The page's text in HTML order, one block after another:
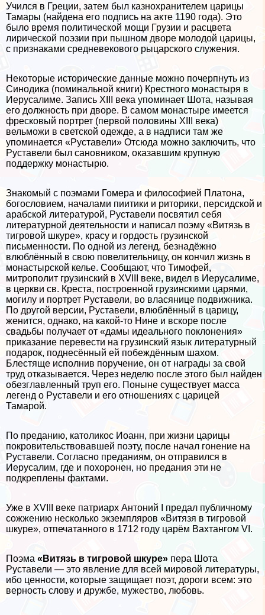
Учился в Греции, затем был казнохранителем царицы
Тамары (найдена его подпись на акте 1190 года). Это
было время политической мощи Грузии и расцвета
лирической поэзии при пышном дворе молодой царицы,
с признаками средневекового рыцарского служения.
Некоторые исторические данные можно почерпнуть из
Синодика (поминальной книги) Крестного монастыря в
Иерусалиме. Запись XIII века упоминает Шота, называя
его должность при дворе. В самом монастыре имеется
фресковый портрет (первой половины XIII века)
вельможи в светской одежде, а в надписи там же
упоминается «Руставели» Отсюда можно заключить, что
Руставели был сановником, оказавшим крупную
поддержку монастырю.
Знакомый с поэмами Гомера и философией Платона,
богословием, началами пиитики и риторики, персидской и
арабской литературой, Руставели посвятил себя
литературной деятельности и написал поэму «Витязь в
тигровой шкуре», красу и гордость грузинской
письменности. По одной из легенд, безнадёжно
влюблённый в свою повелительницу, он кончил жизнь в
монастырской келье. Сообщают, что Тимофей,
митрополит грузинский в XVIII веке, видел в Иерусалиме,
в церкви св. Креста, построенной грузинскими царями,
могилу и портрет Руставели, во власянице подвижника.
По другой версии, Руставели, влюблённый в царицу,
женится, однако, на какой-то Нине и вскоре после
свадьбы получает от «дамы идеального поклонения»
приказание перевести на грузинский язык литературный
подарок, поднесённый ей побеждённым шахом.
Блестяще исполнив поручение, он от награды за свой
труд отказывается. Через неделю после этого был найден
обезглавленный труп его. Поныне существует масса
легенд о Руставели и его отношениях с царицей
Тамарой.
По преданию, католикос Иоанн, при жизни царицы
покровительствовавшей поэту, после начал гонение на
Руставели. Согласно преданиям, он отправился в
Иерусалим, где и похоронен, но предания эти не
подкреплены фактами.
Уже в XVIII веке патриарх Антоний I предал публичному
сожжению несколько экземпляров «Витязя в тигровой
шкуре», отпечатанного в 1712 году царём Вахтангом VI.
Поэма «Витязь в тигровой шкуре» пера Шота
Руставели — это явление для всей мировой литературы,
ибо ценности, которые защищает поэт, дороги всем: это
верность слову и дружбе, мужество, любовь.